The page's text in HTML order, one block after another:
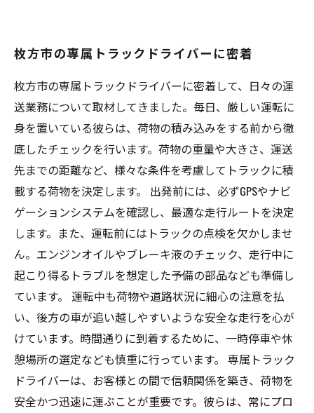
枚方市の専属トラックドライバーに密着
枚方市の専属トラックドライバーに密着して、日々の運
送業務について取材してきました。毎日、厳しい運転に
身を置いている彼らは、荷物の積み込みをする前から徹
底したチェックを行います。荷物の重量や大きさ、運送
先までの距離など、様々な条件を考慮してトラックに積
載する荷物を決定します。 出発前には、必ずGPSやナビ
ゲーションシステムを確認し、最適な走行ルートを決定
します。また、運転前にはトラックの点検を欠かしませ
ん。エンジンオイルやブレーキ液のチェック、走行中に
起こり得るトラブルを想定した予備の部品なども準備し
ています。 運転中も荷物や道路状況に細心の注意を払
い、後方の車が追い越しやすいような安全な走行を心が
けています。時間通りに到着するために、一時停車や休
憩場所の選定なども慎重に行っています。 専属トラック
ドライバーは、お客様との間で信頼関係を築き、荷物を
安全かつ迅速に運ぶことが重要です。彼らは、常にプロ